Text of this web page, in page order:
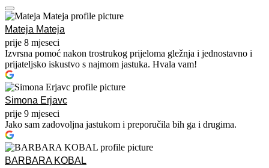
Mateja Mateja
prije 8 mjeseci
Izvrsna pomoć nakon trostrukog prijeloma gležnja i jednostavno i
prijateljsko iskustvo s najmom jastuka. Hvala vam!
Simona Erjavc
prije 9 mjeseci
Jako sam zadovoljna jastukom i preporučila bih ga i drugima.
BARBARA KOBAL